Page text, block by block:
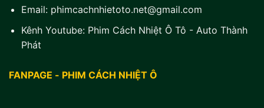
Email: phimcachnhietoto.net@gmail.com
Kênh Youtube: Phim Cách Nhiệt Ô Tô - Auto Thành
Phát
FANPAGE - PHIM CÁCH NHIỆT Ô